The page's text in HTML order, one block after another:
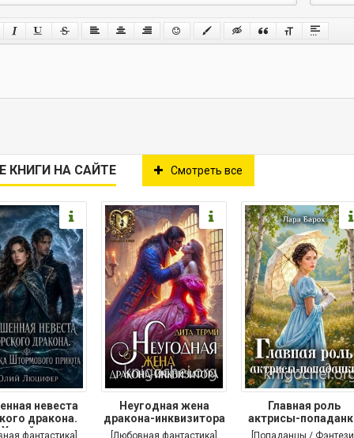
КНИГИ НА САЙТЕ Смотреть все
невеста
дракона.
Хозяйка
фантастика]
Неугодная жена
дракона-инквизитора
[Любовная фантастика]
Главная роль
актрисы-
[Попаданцы /